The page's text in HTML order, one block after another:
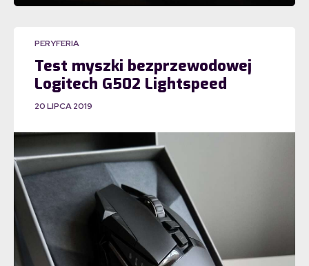
PERYFERIA
Test myszki bezprzewodowej
Logitech G502 Lightspeed
20 LIPCA 2019